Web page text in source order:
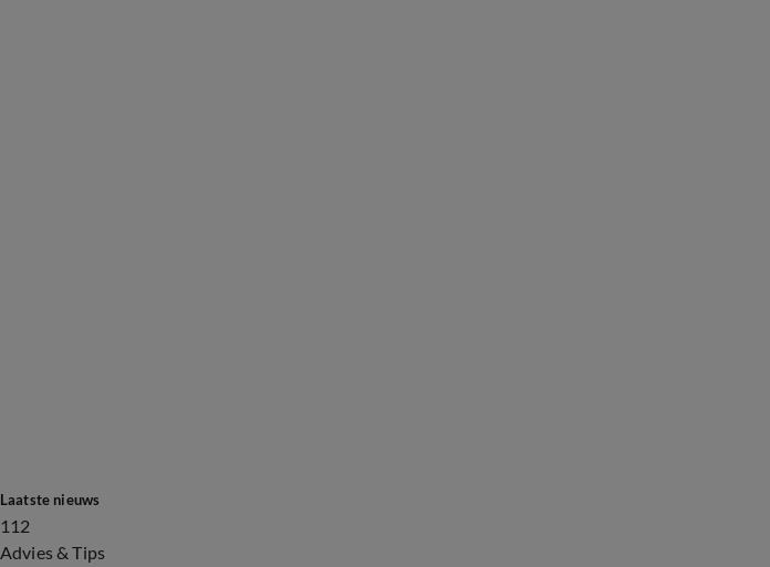
Laatste nieuws
112
Advies & Tips